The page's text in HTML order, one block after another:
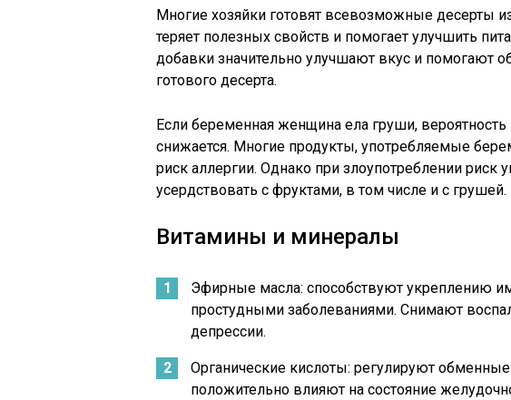
Многие хозяйки готовят всевозможные десерты
теряет полезных свойств и помогает улучшить
добавки значительно улучшают вкус и помогают
готового десерта.
Если беременная женщина ела груши,
снижается. Многие продукты, употребляемые
риск аллергии. Однако при злоупотреблении риск
усердствовать с фруктами, в том числе и с грушей.
Витамины и минералы
Эфирные масла: способствуют укреплению
простудными заболеваниями. Снимают
депрессии.
Органические кислоты: регулируют
положительно влияют на состояние